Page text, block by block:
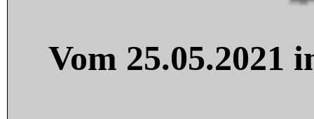
Vom 25.05.2021